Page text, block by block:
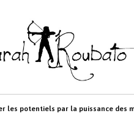
les potentiels par la puissance des